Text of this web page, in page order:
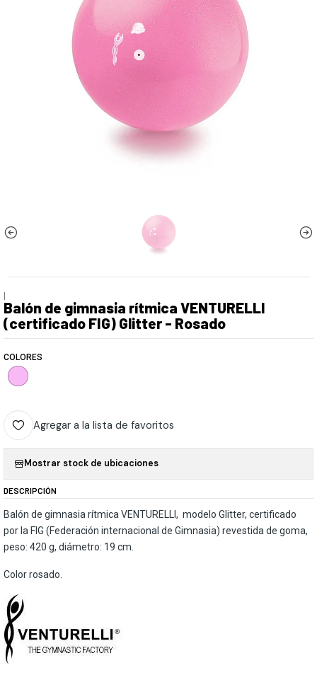
|
Balón de gimnasia rítmica VENTURELLI
(certificado FIG) Glitter - Rosado
COLORES
Agregar a la lista de favoritos
Mostrar stock de ubicaciones
DESCRIPCIÓN
Balón de gimnasia rítmica VENTURELLI, modelo Glitter, certificado
por la FIG (Federación internacional de Gimnasia) revestida de goma,
peso: 420 g, diámetro: 19 cm.
Color rosado.